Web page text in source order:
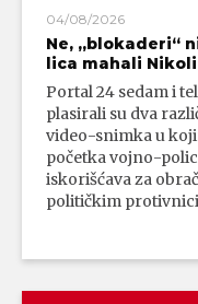
04/08/2026
Ne, „blokaderi“
lica mahali
Portal 24 sedam i
plasirali su dva
video-snimka u
početka vojno-
iskorišćava za
političkim